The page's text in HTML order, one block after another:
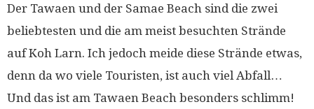
Der Tawaen und der Samae Beach sind die zwei
beliebtesten und die am meist besuchten Strände
auf Koh Larn. Ich jedoch meide diese Strände etwas,
denn da wo viele Touristen, ist auch viel Abfall…
Und das ist am Tawaen Beach besonders schlimm!